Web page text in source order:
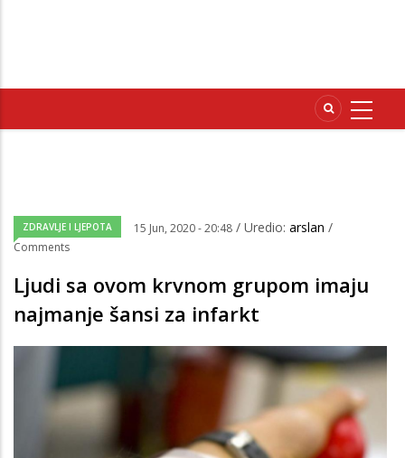
ZDRAVLJE I LJEPOTA 15 Jun, 2020 - 20:48 / Uredio: arslan /
Comments
Ljudi sa ovom krvnom grupom imaju
najmanje šansi za infarkt